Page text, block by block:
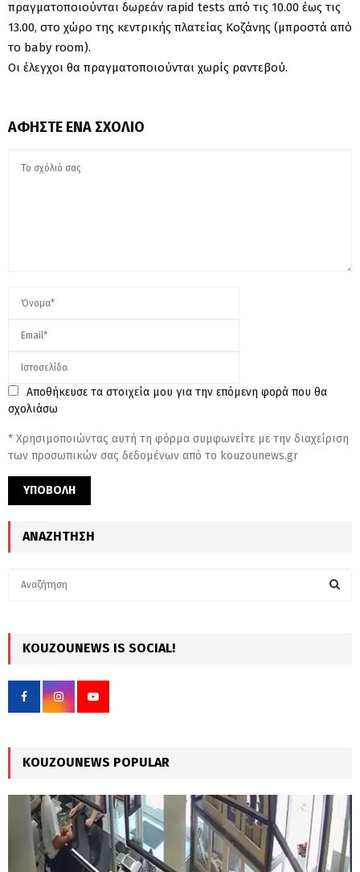
πραγματοποιούνται δωρεάν rapid tests από τις 10.00 έως τις
13.00, στο χώρο της κεντρικής πλατείας Κοζάνης (μπροστά από
το baby room).
Οι έλεγχοι θα πραγματοποιούνται χωρίς ραντεβού.
ΑΦΉΣΤΕ ΈΝΑ ΣΧΌΛΙΟ
Αποθήκευσε τα στοιχεία μου για την επόμενη φορά που θα
σχολιάσω
* Χρησιμοποιώντας αυτή τη φόρμα συμφωνείτε με την διαχείριση
των προσωπικών σας δεδομένων από το kouzounews.gr
ΑΝΑΖΉΤΗΣΗ
h
f
r
KOUZOUNEWS IS SOCIAL!
KOUZOUNEWS POPULAR